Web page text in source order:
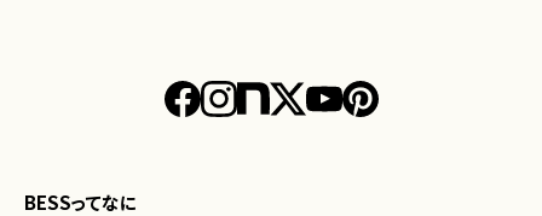
BESSってなに